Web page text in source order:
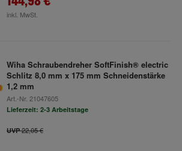
inkl. MwSt.
Wiha Schraubendreher SoftFinish® electric
Schlitz 8,0 mm x 175 mm Schneidenstärke
1,2 mm
Art.-Nr. 21047605
Lieferzeit: 2-3 Arbeitstage
UVP22,05 €